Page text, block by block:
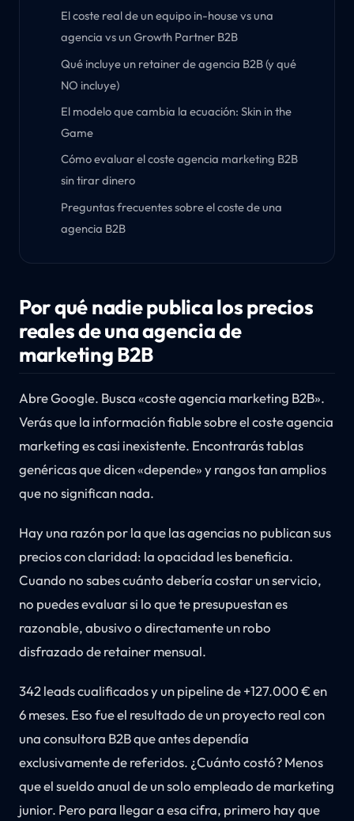
El coste real de un equipo in-house vs una
agencia vs un Growth Partner B2B
Qué incluye un retainer de agencia B2B (y qué
NO incluye)
El modelo que cambia la ecuación: Skin in the
Game
Cómo evaluar el coste agencia marketing B2B
sin tirar dinero
Preguntas frecuentes sobre el coste de una
agencia B2B
Por qué nadie publica los precios
reales de una agencia de
marketing B2B
Abre Google. Busca «coste agencia marketing B2B».
Verás que la información fiable sobre el coste agencia
marketing es casi inexistente. Encontrarás tablas
genéricas que dicen «depende» y rangos tan amplios
que no significan nada.
Hay una razón por la que las agencias no publican sus
precios con claridad: la opacidad les beneficia.
Cuando no sabes cuánto debería costar un servicio,
no puedes evaluar si lo que te presupuestan es
razonable, abusivo o directamente un robo
disfrazado de retainer mensual.
342 leads cualificados y un pipeline de +127.000 € en
6 meses. Eso fue el resultado de un proyecto real con
una consultora B2B que antes dependía
exclusivamente de referidos. ¿Cuánto costó? Menos
que el sueldo anual de un solo empleado de marketing
junior. Pero para llegar a esa cifra, primero hay que